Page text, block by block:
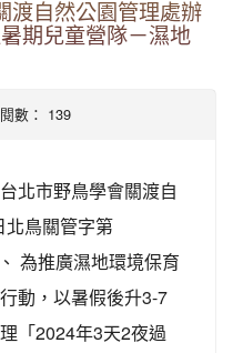
渡自然公園管理處辦
期兒童營隊－濕地
數： 139
北市野鳥學會關渡自
鳥關管字第
為推廣濕地環境保育
動，以暑假後升3-7
「2024年3天2夜過